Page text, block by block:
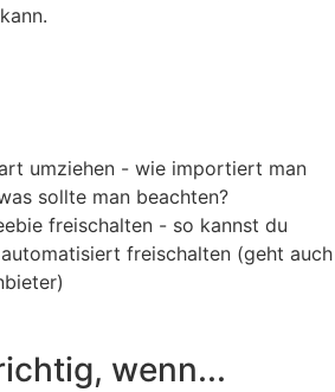
umziehen - wie importiert man
sollte man beachten?
freischalten - so kannst du
freischalten (geht auch
wenn...